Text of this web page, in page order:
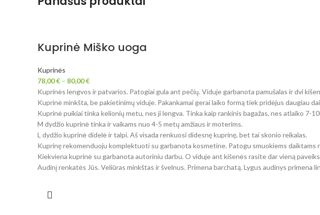
Kuprinė Miško uoga
Kuprinės
78,00€ – 80,00€
Kuprinės lengvos ir patvarios. Patogiai gula ant pečių. Viduje garbanota pamušalas ir dvi
Kuprinė minkšta, be pakietinimų viduje. Pakankamai gerai laiko formą tiek pridėjus daugiau
Kuprinė puikiai tinka kelionių metu, nes ji lengva. Tinka kaip rankinis bagažas, nes atlaiko 7-
M dydžio kuprinė tinka ir vaikams nuo 4-5 metų amžiaus ir moterims.
L dydžio kuprinė didelė ir talpi. Aš visada renkuosi didesnę kuprinę, bet tai skonio reikalas.
Kuprinę rekomenduoju komplektuoti su garbanota kosmetine. Patogu smuokiems daiktams
Kiekviena kuprinė su garbanota autoriniu darbu. O viduje ant kišenės rasite dar vieną
Audinį renkatės Jūs. Veliūras minkštas ir švelnus. Primena barchatą. Lygus audinys primena